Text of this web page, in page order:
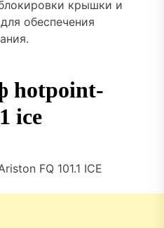
крышки и
обеспечения
hotpoint-
ice
FQ 101.1 ICE